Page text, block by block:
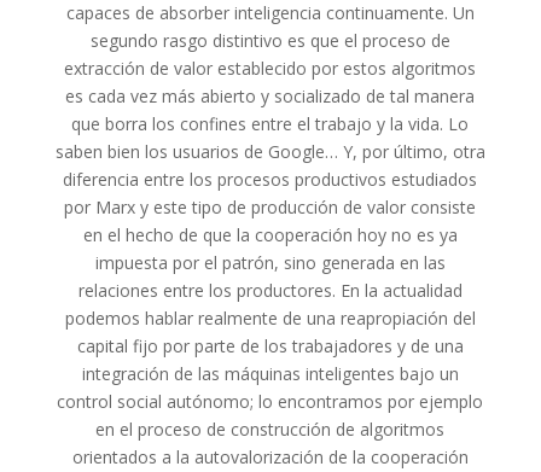
capaces de absorber inteligencia continuamente. Un
segundo rasgo distintivo es que el proceso de
extracción de valor establecido por estos algoritmos
es cada vez más abierto y socializado de tal manera
que borra los confines entre el trabajo y la vida. Lo
saben bien los usuarios de Google… Y, por último, otra
diferencia entre los procesos productivos estudiados
por Marx y este tipo de producción de valor consiste
en el hecho de que la cooperación hoy no es ya
impuesta por el patrón, sino generada en las
relaciones entre los productores. En la actualidad
podemos hablar realmente de una reapropiación del
capital fijo por parte de los trabajadores y de una
integración de las máquinas inteligentes bajo un
control social autónomo; lo encontramos por ejemplo
en el proceso de construcción de algoritmos
orientados a la autovalorización de la cooperación